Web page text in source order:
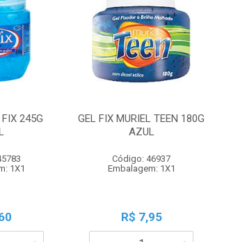
245G
1X1
GEL FIX MURIEL TEEN 180G
AZUL
Código: 46937
Embalagem: 1X1
R$ 7,95